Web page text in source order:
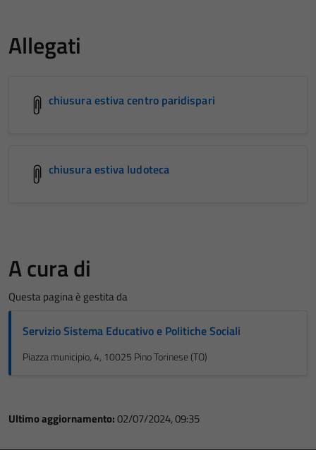
Allegati
chiusura estiva centro paridispari
chiusura estiva ludoteca
A cura di
Questa pagina è gestita da
Servizio Sistema Educativo e Politiche Sociali
Piazza municipio, 4, 10025 Pino Torinese (TO)
Ultimo aggiornamento:02/07/2024, 09:35